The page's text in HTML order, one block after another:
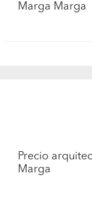
Marga Marga
Precio
Marga